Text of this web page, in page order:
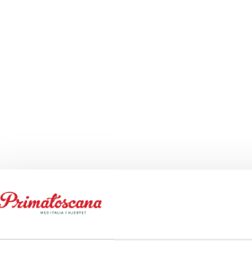
priser. Den betales på stedet
kostnad € 50